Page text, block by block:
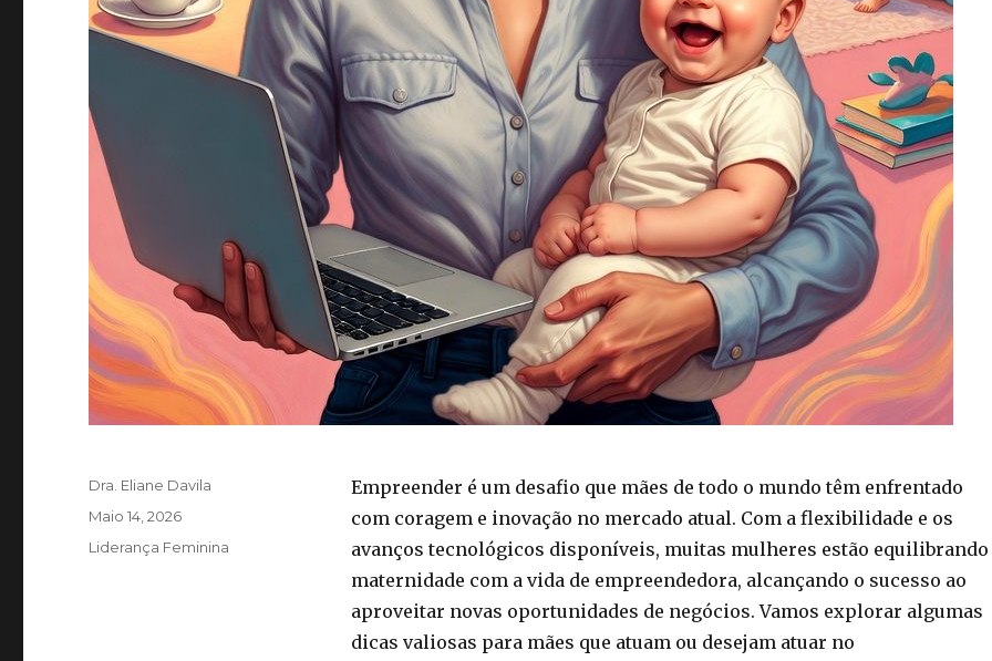
Empreender é um desafio que mães de todo o mundo têm enfrentado
com coragem e inovação no mercado atual. Com a flexibilidade e os
avanços tecnológicos disponíveis, muitas mulheres estão equilibrando
maternidade com a vida de empreendedora, alcançando o sucesso ao
aproveitar novas oportunidades de negócios. Vamos explorar algumas
dicas valiosas para mães que atuam ou desejam atuar no
Autor
Dra. Eliane Davila
Publicado
em
Maio 14, 2026
Categorias
Liderança Feminina